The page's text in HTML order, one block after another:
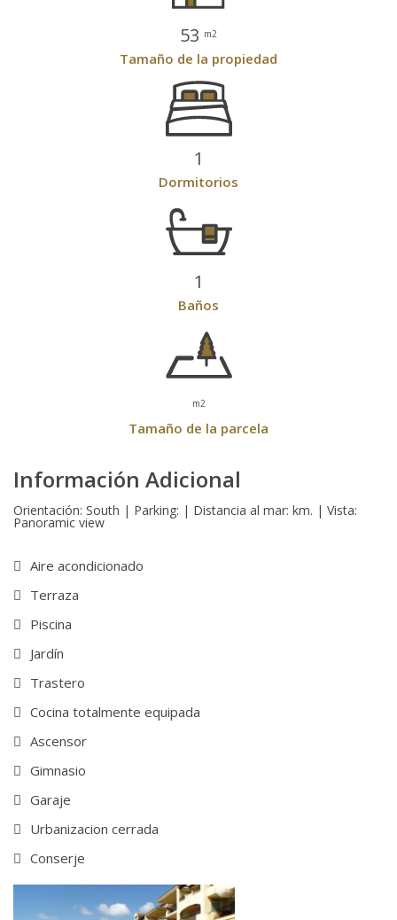
53 m2
Tamaño de la propiedad
1
Dormitorios
1
Baños
m2
Tamaño de la parcela
Información Adicional
Orientación: South | Parking: | Distancia al mar: km. | Vista:
Panoramic view
Aire acondicionado
Terraza
Piscina
Jardín
Trastero
Cocina totalmente equipada
Ascensor
Gimnasio
Garaje
Urbanizacion cerrada
Conserje